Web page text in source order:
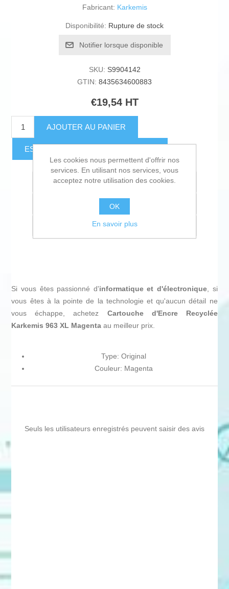
Fabricant: Karkemis
Disponibilité: Rupture de stock
Notifier lorsque disponible
SKU: S9904142
GTIN: 8435634600883
€19,54 HT
AJOUTER AU PANIER
ESTIMER LES FRAIS D'EXPÉDITION
Ajouter à la liste de souhait
Ajouter à la liste de comparaison
Envoyer à un ami
Si vous êtes passionné d'informatique et d'électronique, si
vous êtes à la pointe de la technologie et qu'aucun détail ne
vous échappe, achetez Cartouche d'Encre Recyclée
Karkemis 963 XL Magenta au meilleur prix.
Type: Original
Couleur: Magenta
Seuls les utilisateurs enregistrés peuvent saisir des avis
Les cookies nous permettent d'offrir nos
services. En utilisant nos services, vous
acceptez notre utilisation des cookies.
OK
En savoir plus